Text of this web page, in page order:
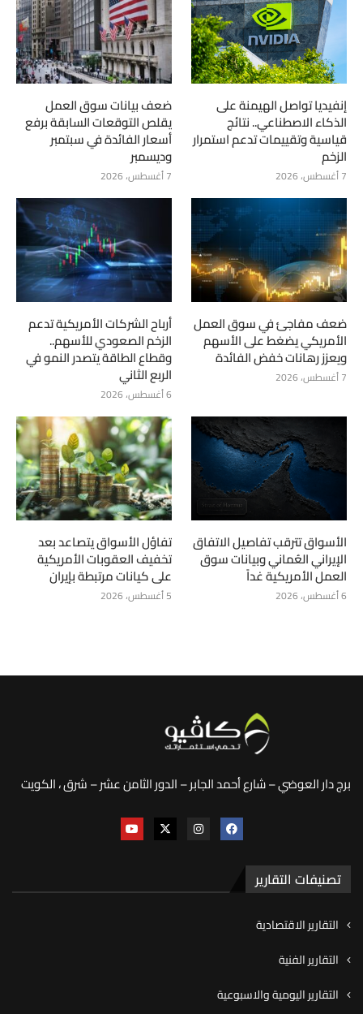
إنفيديا تواصل الهيمنة على
الذكاء الاصطناعي.. نتائج
قياسية وتقييمات تدعم استمرار
الزخم
7 أغسطس، 2026
ضعف بيانات سوق العمل
يقلص التوقعات السابقة برفع
أسعار الفائدة في سبتمبر
وديسمبر
7 أغسطس، 2026
ضعف مفاجئ في سوق العمل
الأمريكي يضغط على الأسهم
ويعزز رهانات خفض الفائدة
7 أغسطس، 2026
أرباح الشركات الأمريكية تدعم
الزخم الصعودي للأسهم..
وقطاع الطاقة يتصدر النمو في
الربع الثاني
6 أغسطس، 2026
الأسواق تترقب تفاصيل الاتفاق
الإيراني العُماني وبيانات سوق
العمل الأمريكية غداً
6 أغسطس، 2026
تفاؤل الأسواق يتصاعد بعد
تخفيف العقوبات الأمريكية
على كيانات مرتبطة بإيران
5 أغسطس، 2026
برج دار العوضي – شارع أحمد الجابر – الدور الثامن عشر – شرق ، الكويت
تصنيفات التقارير
التقارير الاقتصادية
التقارير الفنية
التقارير اليومية والاسبوعية